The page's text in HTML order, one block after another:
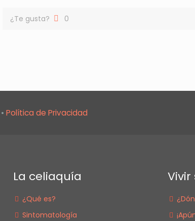
¿Te gusta? 0
• Política de Privacidad
La celiaquía
¿Qué es?
Sintomatología